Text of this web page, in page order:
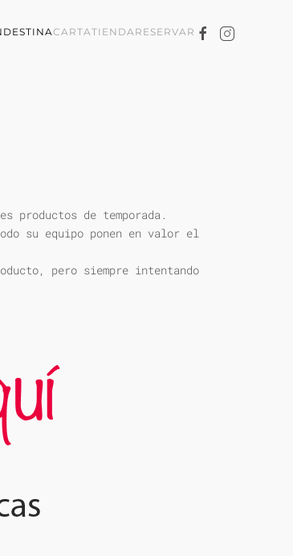
CARTATIENDARESERVAR
productos de temporada.
su equipo ponen en valor el
pero siempre intentando